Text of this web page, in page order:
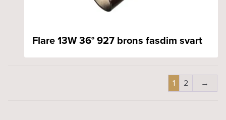
Flare 13W 36° 927 brons fasdim svart
1 2 →